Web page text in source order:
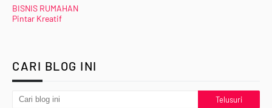
BISNIS RUMAHAN
Pintar Kreatif
CARI BLOG INI